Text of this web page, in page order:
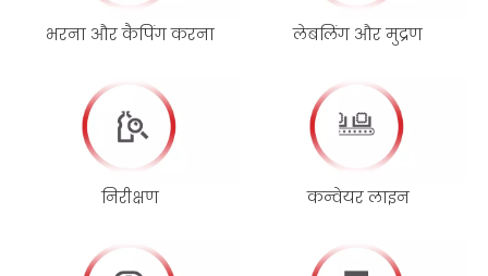
भरना और कैपिंग करना लेबलिंग और मुद्रण
निरीक्षण कन्वेयर लाइन